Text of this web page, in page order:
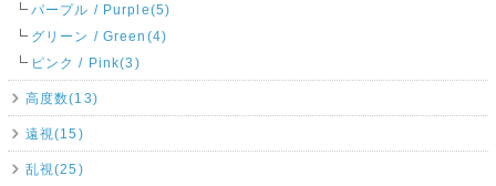
パープル / Purple(5)
グリーン / Green(4)
ピンク / Pink(3)
高度数(13)
遠視(15)
乱視(25)